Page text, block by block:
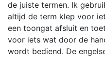
de juiste termen. Ik
altijd de term klep voor
een toongat afsluit en
voor iets wat door de
wordt bediend. De